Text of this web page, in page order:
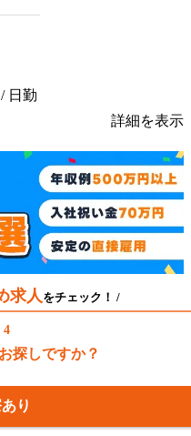
日勤
詳細を表示
求人をチェック！ /
4
探しですか？
り